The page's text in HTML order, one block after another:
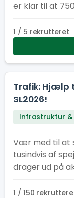
er klar til at
følgende faste
cafe,
udlevering og
1 / 5 rekrutteret
Trafik: Hjælp
SL2026!
Infrastruktur
Vær med til at
tusindvis af spejdere Når spejdere
drager ud på
Her har vi brug
1 / 150